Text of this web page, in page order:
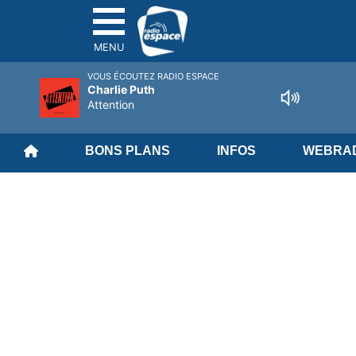
MENU
BONS PLANS INFOS
VOUS ÉCOUTEZ RADIO ESPACE
Charlie Puth
Attention